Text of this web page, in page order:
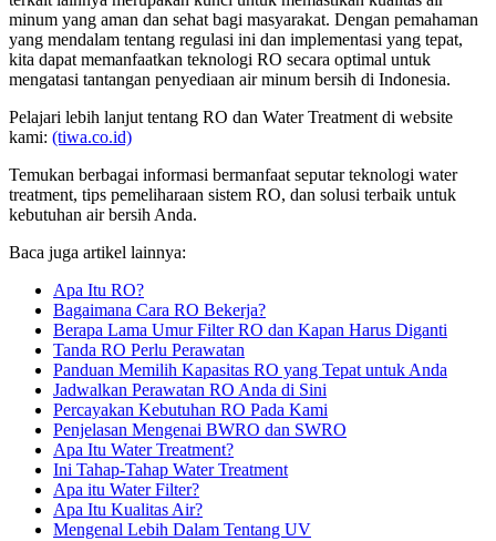
minum yang aman dan sehat bagi masyarakat. Dengan pemahaman
yang mendalam tentang regulasi ini dan implementasi yang tepat,
kita dapat memanfaatkan teknologi RO secara optimal untuk
mengatasi tantangan penyediaan air minum bersih di Indonesia.
Pelajari lebih lanjut tentang RO dan Water Treatment di website
kami: (tiwa.co.id)
Temukan berbagai informasi bermanfaat seputar teknologi water
treatment, tips pemeliharaan sistem RO, dan solusi terbaik untuk
kebutuhan air bersih Anda.
Baca juga artikel lainnya:
Apa Itu RO?
Bagaimana Cara RO Bekerja?
Berapa Lama Umur Filter RO dan Kapan Harus Diganti
Tanda RO Perlu Perawatan
Panduan Memilih Kapasitas RO yang Tepat untuk Anda
Jadwalkan Perawatan RO Anda di Sini
Percayakan Kebutuhan RO Pada Kami
Penjelasan Mengenai BWRO dan SWRO
Apa Itu Water Treatment?
Ini Tahap-Tahap Water Treatment
Apa itu Water Filter?
Apa Itu Kualitas Air?
Mengenal Lebih Dalam Tentang UV